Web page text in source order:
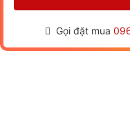
Gọi đặt mua